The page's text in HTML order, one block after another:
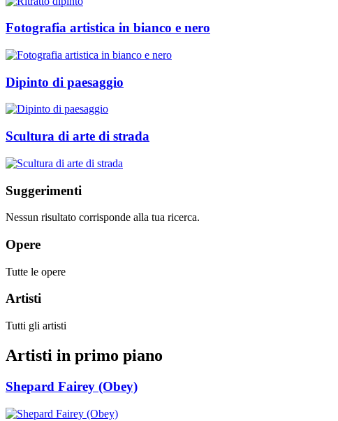
Fotografia artistica in bianco e nero
Dipinto di paesaggio
Scultura di arte di strada
Suggerimenti
Nessun risultato corrisponde alla tua ricerca.
Opere
Tutte le opere
Artisti
Tutti gli artisti
Artisti in primo piano
Shepard Fairey (Obey)